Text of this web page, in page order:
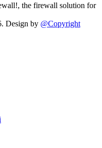
Design by @Copyright